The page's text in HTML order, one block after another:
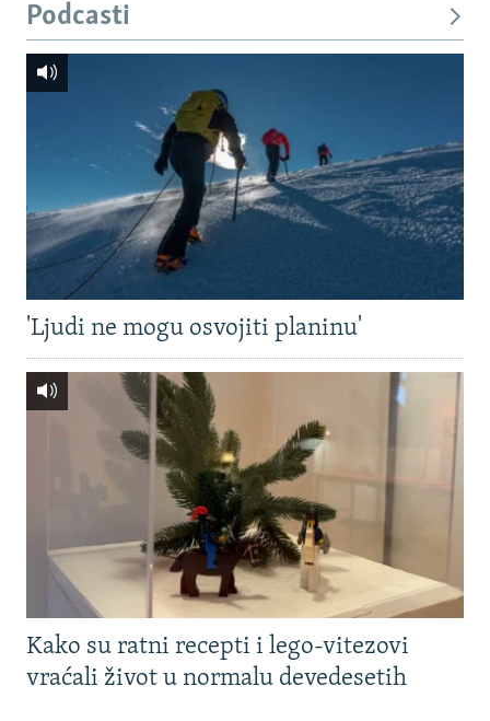
Podcasti
'Ljudi ne mogu osvojiti planinu'
Kako su ratni recepti i lego-vitezovi
vraćali život u normalu devedesetih